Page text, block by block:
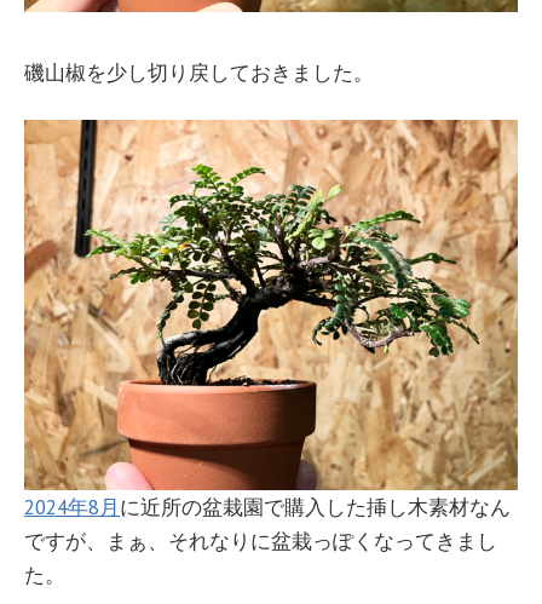
磯山椒を少し切り戻しておきました。
2024年8月に近所の盆栽園で購入した挿し木素材なん
ですが、まぁ、それなりに盆栽っぽくなってきまし
た。